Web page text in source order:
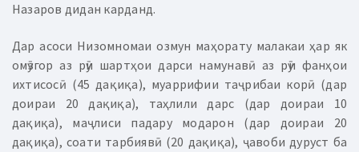
Назаров дидан карданд.
Дар асоси Низомномаи озмун маҳорату малакаи ҳар як
омӯзгор аз рӯи шартҳои дарси намунавӣ аз рӯи фанҳои
ихтисосӣ (45 дақиқа), муаррифии таҷрибаи корӣ (дар
доираи 20 дақиқа), таҳлили дарс (дар доираи 10
дақиқа), маҷлиси падару модарон (дар доираи 20
дақиқа), соати тарбиявӣ (20 дақиқа), ҷавоби дуруст ба